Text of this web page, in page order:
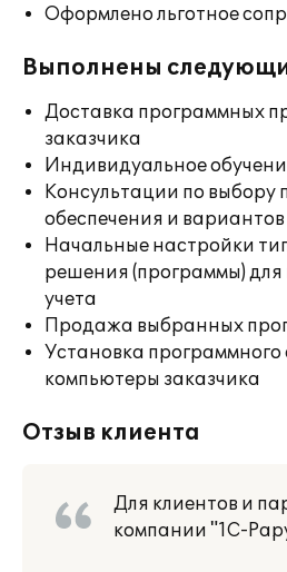
Оформлено льготное
Выполнены
Доставка программных
заказчика
Индивидуальное
Консультации по выбору
обеспечения и
Начальные настройки
решения (программы) для
учета
Продажа выбранных
Установка программного
компьютеры заказчика
Отзыв клиента
Для клиентов и
компании "1С-